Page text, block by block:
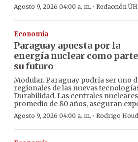
Agosto 9, 2026 04:00 a. m. · Redacción ÚH
Economía
Paraguay apuesta por la
energía nuclear como
su futuro
Modular. Paraguay podría ser uno
regionales de las nuevas
Durabilidad. Las centrales
promedio de 80 años, aseguran
Agosto 9, 2026 04:00 a. m. · Rodrigo